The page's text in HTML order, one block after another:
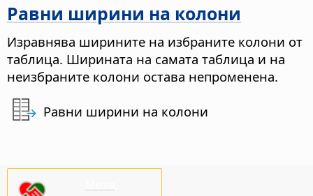
Равни ширини на колони
Изравнява ширините на избраните колони от
таблица. Ширината на самата таблица и на
неизбраните колони остава непроменена.
Равни ширини на колони